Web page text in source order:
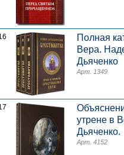
Полная
Вера.
Дьяченко
Арт. 1349
утрене в
Дьяченко.
Арт. 4152